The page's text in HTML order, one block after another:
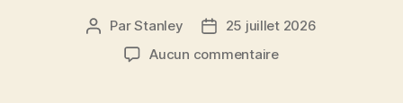
Auteur
l'article
ParStanley
Date25 juillet 2026
Aucun commentairesur